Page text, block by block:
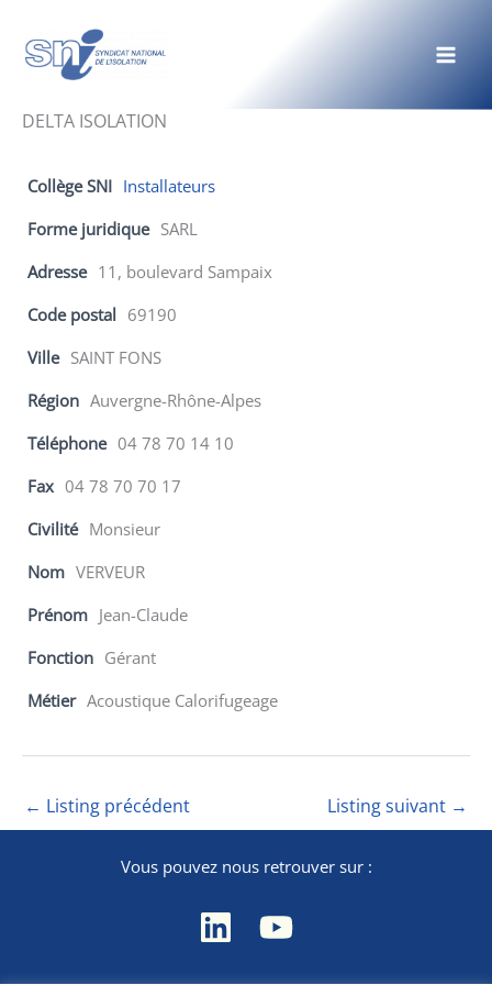
contenu
DELTA ISOLATION
Collège SNI Installateurs
Forme juridique SARL
Adresse 11, boulevard Sampaix
Code postal 69190
Ville SAINT FONS
Région Auvergne-Rhône-Alpes
Téléphone 04 78 70 14 10
Fax 04 78 70 70 17
Civilité Monsieur
Nom VERVEUR
Prénom Jean-Claude
Fonction Gérant
Métier Acoustique Calorifugeage
← Listing précédent Listing suivant →
Vous pouvez nous retrouver sur :